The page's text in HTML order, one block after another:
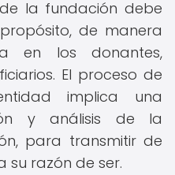
la fundación debe
de manera
en los donantes,
El proceso de
implica una
y análisis de la
para transmitir de
razón de ser.